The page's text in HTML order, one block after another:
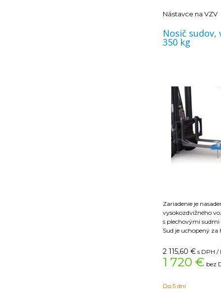
- zaistenie proti
Nástavce na VZV
Nosič
350 kg
Zariadenie je
vysokozdvižného
s plechovými
Sud je uchopený
okrem vodiča
nutná spolupráca
2 115,60 € s DPH /
1 720 € bez
Do 5 dní